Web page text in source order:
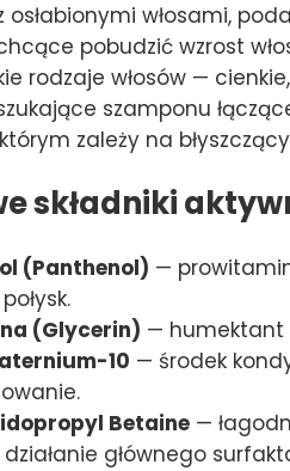
osłabionymi włosami,
pobudzić wzrost
rodzaje włosów —
szamponu
zależy na
składniki
(Panthenol) —
(Glycerin) — humektant
10 — środek
Betaine—
działanie głównego